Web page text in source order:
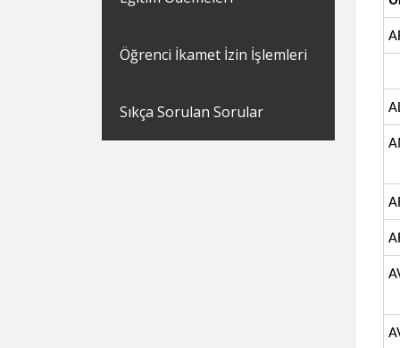
Öğrenci İkamet İzin İşlemleri
Sıkça Sorulan Sorular